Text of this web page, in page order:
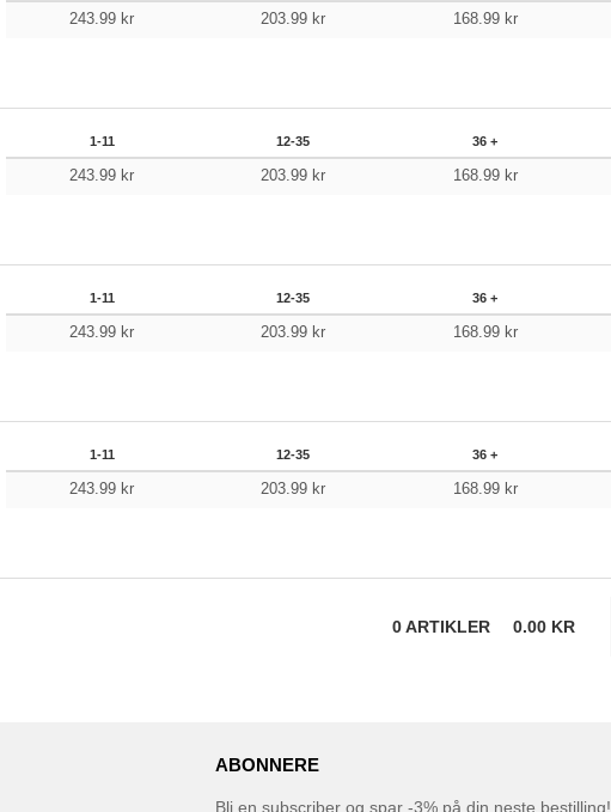
243.99 kr 203.99 kr 168.99 kr
1-11 12-35 36 +
243.99 kr 203.99 kr 168.99 kr
1-11 12-35 36 +
243.99 kr 203.99 kr 168.99 kr
1-11 12-35 36 +
243.99 kr 203.99 kr 168.99 kr
0ARTIKLER 0.00 KR
ABONNERE
Bli en subscriber og spar -3% på din neste bestilling!